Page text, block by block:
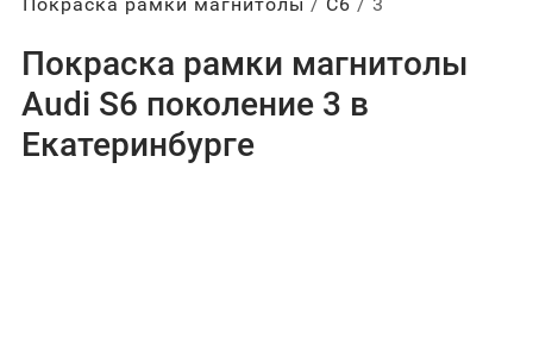
Покраска рамки магнитолы
Audi S6 поколение 3 в
Екатеринбурге